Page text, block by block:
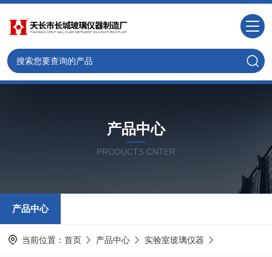
产品中心
PRODUCTS CNTER
产品中心
当前位置： 首页 产品中心 实验室玻璃仪器